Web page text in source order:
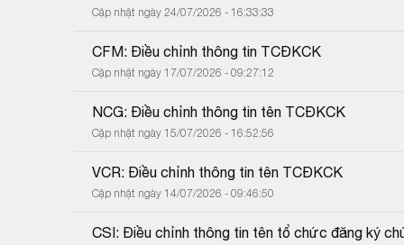
Cập nhật ngày 24/07/2026 - 16:33:33
CFM: Điều chỉnh thông tin TCĐKCK
Cập nhật ngày 17/07/2026 - 09:27:12
NCG: Điều chỉnh thông tin tên TCĐKCK
Cập nhật ngày 15/07/2026 - 16:52:56
VCR: Điều chỉnh thông tin tên TCĐKCK
Cập nhật ngày 14/07/2026 - 09:46:50
CSI: Điều chỉnh thông tin tên tổ chức đăng ký